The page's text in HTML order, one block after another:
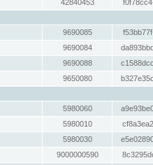
42840453
9690085
9690084
9690088
9650080
5980060
5980010
5980030
9000000590